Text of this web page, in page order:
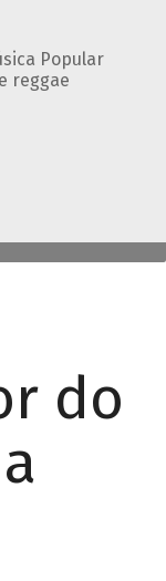
Popular
reggae
do